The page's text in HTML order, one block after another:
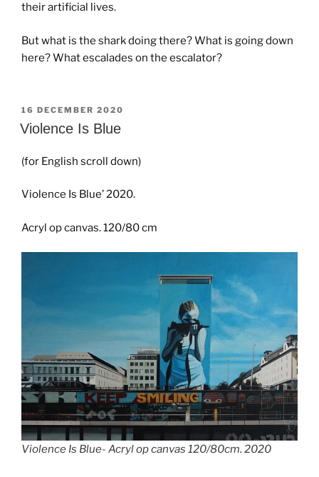
their artificial lives.
But what is the shark doing there? What is going down
here? What escalades on the escalator?
GEPLAATST
OP
16 DECEMBER 2020
Violence Is Blue
(for English scroll down)
Violence Is Blue’ 2020.
Acryl op canvas. 120/80 cm
Violence Is Blue- Acryl op canvas 120/80cm. 2020